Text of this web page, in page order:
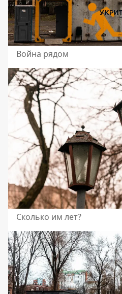
Война рядом
Сколько им лет?